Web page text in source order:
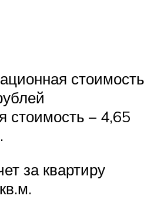
стоимость
стоимость – 4,65
за квартиру